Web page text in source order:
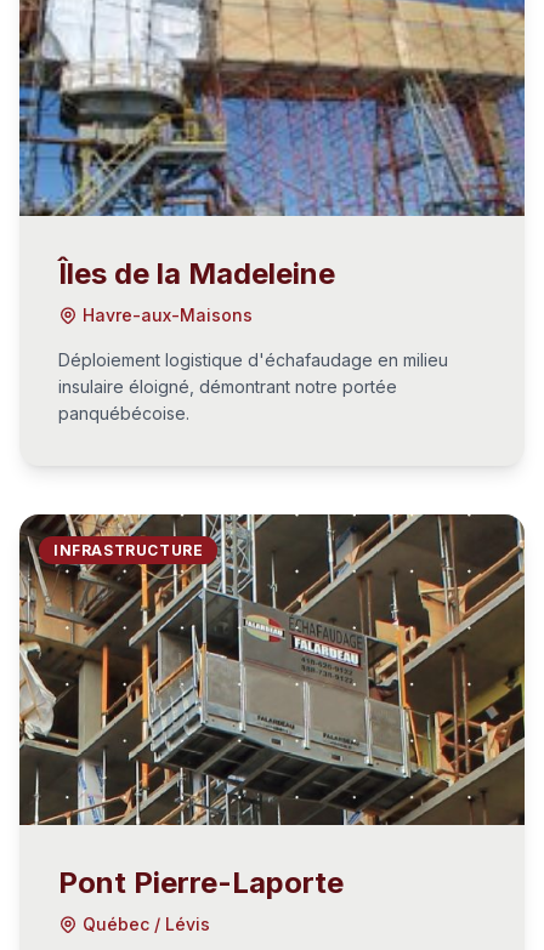
Îles de la Madeleine
Havre-aux-Maisons
Déploiement logistique d'échafaudage en milieu
insulaire éloigné, démontrant notre portée
panquébécoise.
INFRASTRUCTURE
Pont Pierre-Laporte
Québec / Lévis